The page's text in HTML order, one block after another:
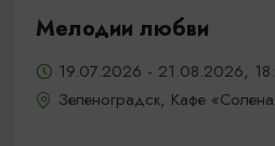
Мелодии любви
19.07.2026 - 21.08.2026,
Зеленоградск, Кафе